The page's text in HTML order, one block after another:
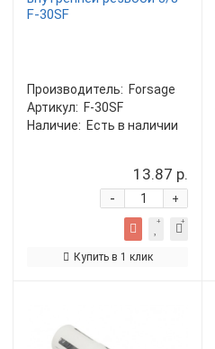
F-30SF
Производитель: Forsage
Артикул: F-30SF
Наличие: Есть в наличии
13.87 р.
+
-
Купить в 1 клик